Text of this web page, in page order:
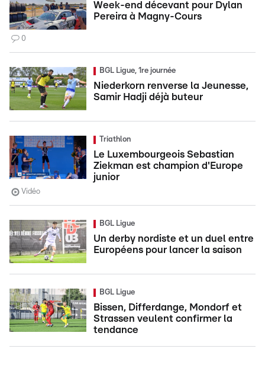
Week-end décevant pour Dylan
Pereira à Magny-Cours
0
BGL Ligue, 1re journée
Niederkorn renverse la Jeunesse,
Samir Hadji déjà buteur
Triathlon
Le Luxembourgeois Sebastian
Ziekman est champion d'Europe
junior
Vidéo
BGL Ligue
Un derby nordiste et un duel entre
Européens pour lancer la saison
BGL Ligue
Bissen, Differdange, Mondorf et
Strassen veulent confirmer la
tendance